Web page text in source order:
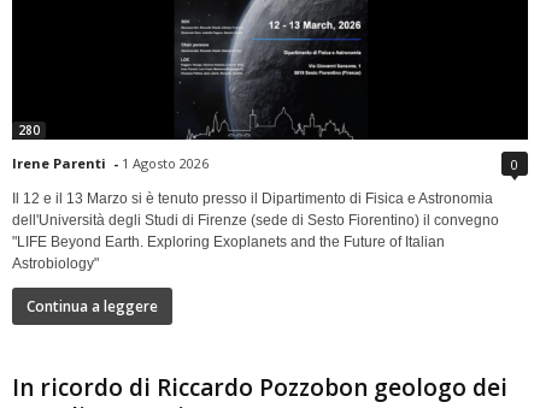
280
Irene Parenti - 1 Agosto 2026 0
Il 12 e il 13 Marzo si è tenuto presso il Dipartimento di Fisica e Astronomia
dell'Università degli Studi di Firenze (sede di Sesto Fiorentino) il convegno
"LIFE Beyond Earth. Exploring Exoplanets and the Future of Italian
Astrobiology"
Continua a leggere
In ricordo di Riccardo Pozzobon geologo dei